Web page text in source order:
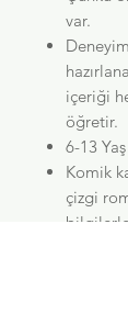
var.
içeriği
öğretir.
6-13
Komik
çizgi